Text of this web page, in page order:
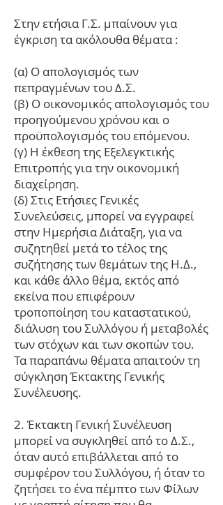
Στην ετήσια Γ.Σ. μπαίνουν για
έγκριση τα ακόλουθα θέματα :
(α) Ο απολογισμός των
πεπραγμένων του Δ.Σ.
(β) Ο οικονομικός απολογισμός του
προηγούμενου χρόνου και ο
προϋπολογισμός του επόμενου.
(γ) Η έκθεση της Εξελεγκτικής
Επιτροπής για την οικονομική
διαχείρηση.
(δ) Στις Ετήσιες Γενικές
Συνελεύσεις, μπορεί να εγγραφεί
στην Ημερήσια Διάταξη, για να
συζητηθεί μετά το τέλος της
συζήτησης των θεμάτων της Η.Δ.,
και κάθε άλλο θέμα, εκτός από
εκείνα που επιφέρουν
τροποποίηση του καταστατικού,
διάλυση του Συλλόγου ή μεταβολές
των στόχων και των σκοπών του.
Τα παραπάνω θέματα απαιτούν τη
σύγκληση Έκτακτης Γενικής
Συνέλευσης.
2. Έκτακτη Γενική Συνέλευση
μπορεί να συγκληθεί από το Δ.Σ.,
όταν αυτό επιβάλλεται από το
συμφέρον του Συλλόγου, ή όταν το
ζητήσει το ένα πέμπτο των Φίλων